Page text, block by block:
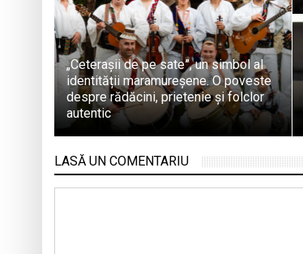
„Ceterașii de pe sate”, un simbol al
identității maramureșene. O poveste
despre rădăcini, prietenie și folclor
autentic
LASĂ UN COMENTARIU